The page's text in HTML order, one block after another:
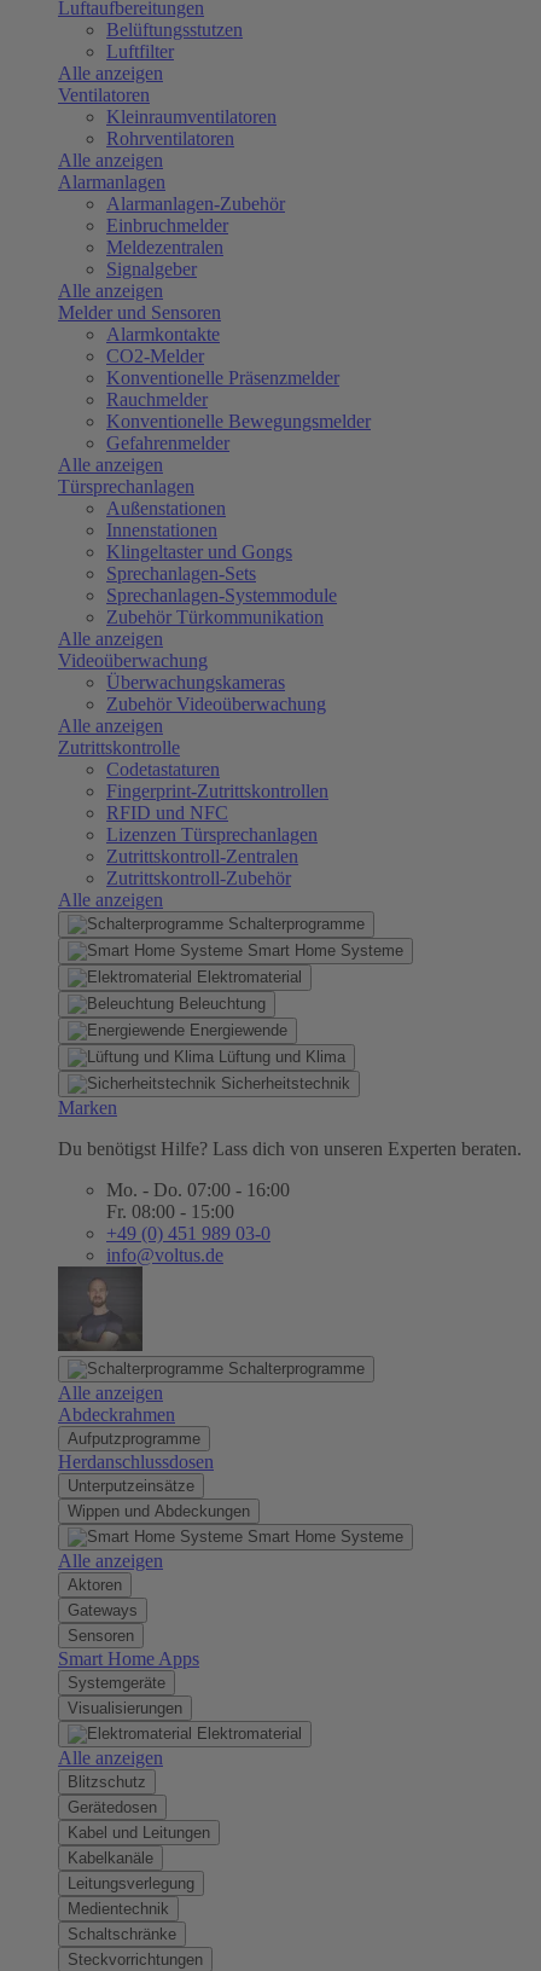
Luftaufbereitungen
Belüftungsstutzen
Luftfilter
Alle anzeigen
Ventilatoren
Kleinraumventilatoren
Rohrventilatoren
Alle anzeigen
Alarmanlagen
Alarmanlagen-Zubehör
Einbruchmelder
Meldezentralen
Signalgeber
Alle anzeigen
Melder und Sensoren
Alarmkontakte
CO2-Melder
Konventionelle Präsenzmelder
Rauchmelder
Konventionelle Bewegungsmelder
Gefahrenmelder
Alle anzeigen
Türsprechanlagen
Außenstationen
Innenstationen
Klingeltaster und Gongs
Sprechanlagen-Sets
Sprechanlagen-Systemmodule
Zubehör Türkommunikation
Alle anzeigen
Videoüberwachung
Überwachungskameras
Zubehör Videoüberwachung
Alle anzeigen
Zutrittskontrolle
Codetastaturen
Fingerprint-Zutrittskontrollen
RFID und NFC
Lizenzen Türsprechanlagen
Zutrittskontroll-Zentralen
Zutrittskontroll-Zubehör
Alle anzeigen
Schalterprogramme
Smart Home Systeme
Elektromaterial
Beleuchtung
Energiewende
Lüftung und Klima
Sicherheitstechnik
Marken
Du benötigst Hilfe? Lass dich von unseren Experten beraten.
Mo. - Do. 07:00 - 16:00
Fr. 08:00 - 15:00
+49 (0) 451 989 03-0
info@voltus.de
Schalterprogramme
Alle anzeigen
Abdeckrahmen
Aufputzprogramme
Herdanschlussdosen
Unterputzeinsätze
Wippen und Abdeckungen
Smart Home Systeme
Alle anzeigen
Aktoren
Gateways
Sensoren
Smart Home Apps
Systemgeräte
Visualisierungen
Elektromaterial
Alle anzeigen
Blitzschutz
Gerätedosen
Kabel und Leitungen
Kabelkanäle
Leitungsverlegung
Medientechnik
Schaltschränke
Steckvorrichtungen